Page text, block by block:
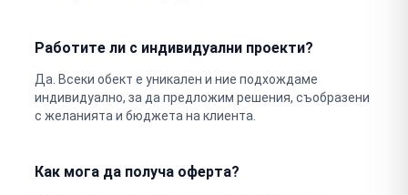
Работите ли с индивидуални проекти?
Да. Всеки обект е уникален и ние подхождаме
индивидуално, за да предложим решения, съобразени
с желанията и бюджета на клиента.
Как мога да получа оферта?